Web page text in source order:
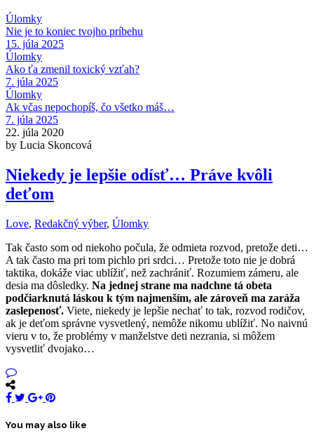
Úlomky
Nie je to koniec tvojho príbehu
15. júla 2025
Úlomky
Ako ťa zmenil toxický vzťah?
7. júla 2025
Úlomky
Ak včas nepochopíš, čo všetko máš…
7. júla 2025
22. júla 2020
by Lucia Skoncová
Niekedy je lepšie odísť… Práve kvôli
deťom
Love, Redakčný výber, Úlomky
Tak často som od niekoho počula, že odmieta rozvod, pretože deti…
A tak často ma pri tom pichlo pri srdci… Pretože toto nie je dobrá
taktika, dokáže viac ublížiť, než zachrániť. Rozumiem zámeru, ale
desia ma dôsledky. Na jednej strane ma nadchne tá obeta
podčiarknutá láskou k tým najmenším, ale zároveň ma zaráža
zaslepenosť. Viete, niekedy je lepšie nechať to tak, rozvod rodičov,
ak je deťom správne vysvetlený, nemôže nikomu ublížiť. No naivnú
vieru v to, že problémy v manželstve deti nezrania, si môžem
vysvetliť dvojako…
You may also like